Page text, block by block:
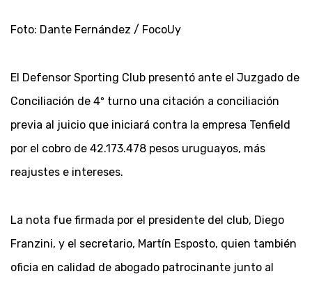
Foto: Dante Fernández / FocoUy
El Defensor Sporting Club presentó ante el Juzgado de
Conciliación de 4º turno una citación a conciliación
previa al juicio que iniciará contra la empresa Tenfield
por el cobro de 42.173.478 pesos uruguayos, más
reajustes e intereses.
La nota fue firmada por el presidente del club, Diego
Franzini, y el secretario, Martín Esposto, quien también
oficia en calidad de abogado patrocinante junto al